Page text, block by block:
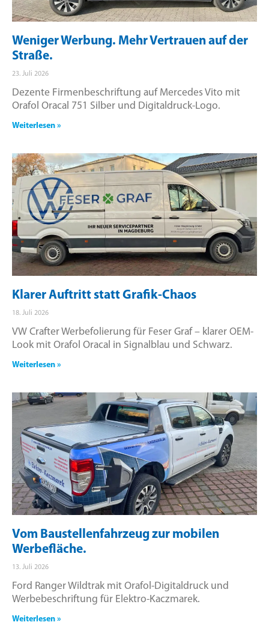
Weniger Werbung. Mehr Vertrauen auf der
Straße.
23. Juli 2026
Dezente Firmenbeschriftung auf Mercedes Vito mit
Orafol Oracal 751 Silber und Digitaldruck-Logo.
Weiterlesen »
Klarer Auftritt statt Grafik-Chaos
18. Juli 2026
VW Crafter Werbefolierung für Feser Graf – klarer OEM-
Look mit Orafol Oracal in Signalblau und Schwarz.
Weiterlesen »
Vom Baustellenfahrzeug zur mobilen
Werbefläche.
13. Juli 2026
Ford Ranger Wildtrak mit Orafol-Digitaldruck und
Werbebeschriftung für Elektro-Kaczmarek.
Weiterlesen »